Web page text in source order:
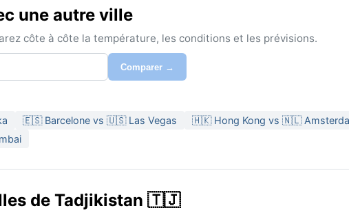
une autre ville
côte à côte la température, les conditions et les prévisions.
Comparer →
🇪🇸 Barcelone vs 🇺🇸 Las Vegas
🇭🇰 Hong Kong vs 🇳🇱
de Tadjikistan 🇹🇯